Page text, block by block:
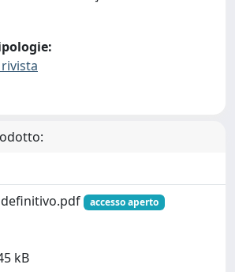
accesso aperto
kB